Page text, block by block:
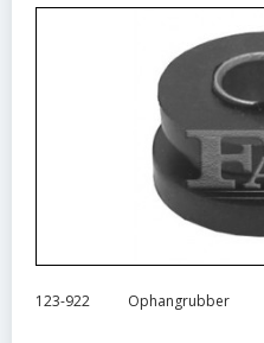
123-922 Ophangrubber